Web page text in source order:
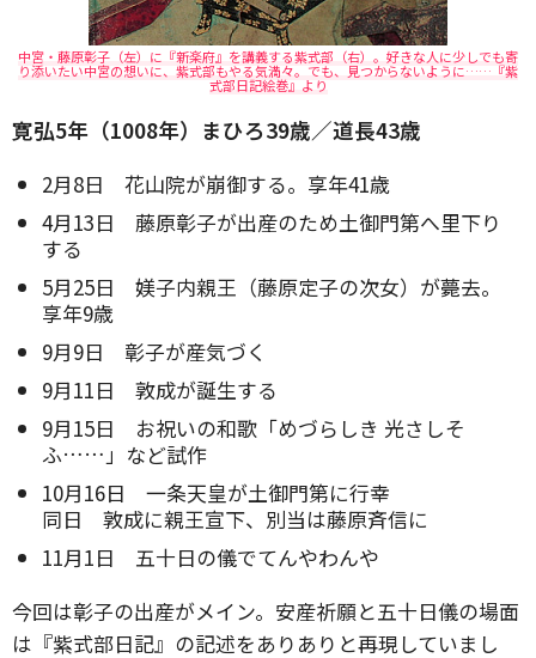
中宮・藤原彰子（左）に『新楽府』を講義する紫式部（右）。好きな人に少しでも寄
り添いたい中宮の想いに、紫式部もやる気満々。でも、見つからないように……『紫
式部日記絵巻』より
寛弘5年（1008年）まひろ39歳／道長43歳
2月8日 花山院が崩御する。享年41歳
4月13日 藤原彰子が出産のため土御門第へ里下り
する
5月25日 媄子内親王（藤原定子の次女）が薨去。
享年9歳
9月9日 彰子が産気づく
9月11日 敦成が誕生する
9月15日 お祝いの和歌「めづらしき 光さしそ
ふ……」など試作
10月16日 一条天皇が土御門第に行幸
同日 敦成に親王宣下、別当は藤原斉信に
11月1日 五十日の儀でてんやわんや
今回は彰子の出産がメイン。安産祈願と五十日儀の場面
は『紫式部日記』の記述をありありと再現していまし